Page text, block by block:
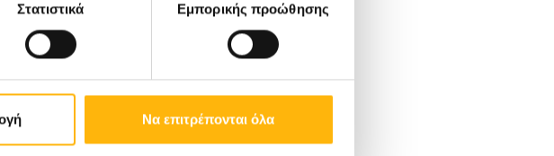
Στατιστικά Εμπορικής προώθησης
Να επιτρέπονται όλα
είναι
πλάκες